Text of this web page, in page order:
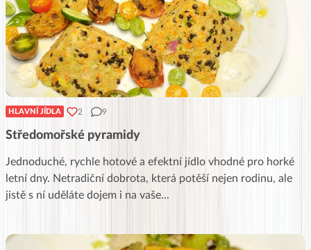
HLAVNÍ JÍDLA 2 9
Středomořské pyramidy
Jednoduché, rychle hotové a efektní jídlo vhodné pro horké
letní dny. Netradiční dobrota, která potěší nejen rodinu, ale
jistě s ní uděláte dojem i na vaše...